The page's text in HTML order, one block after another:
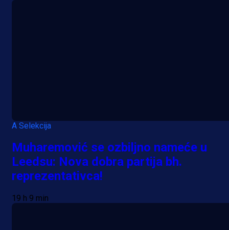
A Selekcija
Muharemović se ozbiljno nameće u
Leedsu: Nova dobra partija bh.
reprezentativca!
19 h 9 min